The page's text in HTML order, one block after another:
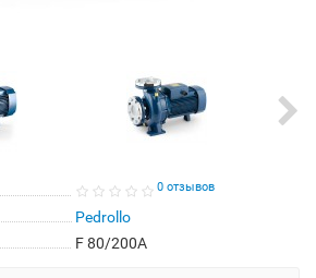
0 отзывов
Pedrollo
F 80/200A